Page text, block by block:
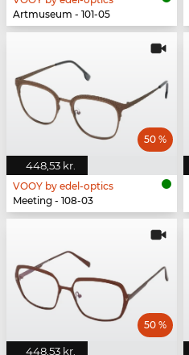
Artmuseum - 101-05
448,53 kr.
50 %
VOOY by edel-optics
Meeting - 108-03
448,53 kr.
50 %